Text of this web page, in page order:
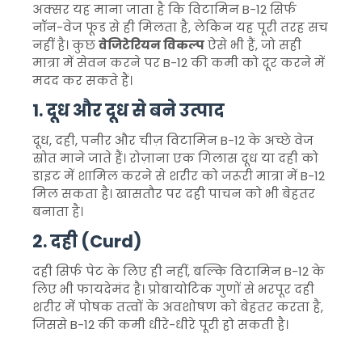
अक्सर यह माना जाता है कि विटामिन B-12 सिर्फ
नॉन-वेज फूड से ही मिलता है, लेकिन यह पूरी तरह सच
नहीं है। कुछवेजिटेरियन विकल्पऐसे भी हैं, जो सही
मात्रा में सेवन करने पर B-12 की कमी को दूर करने में
मदद कर सकते हैं।
1. दूध और दूध से बने उत्पाद
दूध, दही, पनीर और चीज़ विटामिन B-12 के अच्छे वेज
स्रोत माने जाते हैं। रोज़ाना एक गिलास दूध या दही को
डाइट में शामिल करने से शरीर को जरूरी मात्रा में B-12
मिल सकता है। खासतौर पर दही पाचन को भी बेहतर
बनाता है।
2. दही (Curd)
दही सिर्फ पेट के लिए ही नहीं, बल्कि विटामिन B-12 के
लिए भी फायदेमंद है। प्रोबायोटिक गुणों से भरपूर दही
शरीर में पोषक तत्वों के अवशोषण को बेहतर करता है,
जिससे B-12 की कमी धीरे-धीरे पूरी हो सकती है।